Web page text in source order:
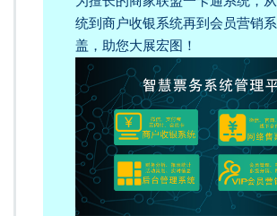
统到商户收银系统再到会员营销
盖，助您大展宏图！